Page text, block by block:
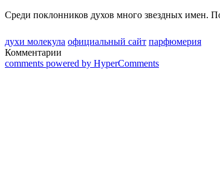
Среди поклонников духов много звездных имен.
духи молекула официальный сайт парфюмерия
Комментарии
comments powered by HyperComments